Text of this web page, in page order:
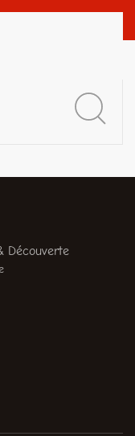
Découverte